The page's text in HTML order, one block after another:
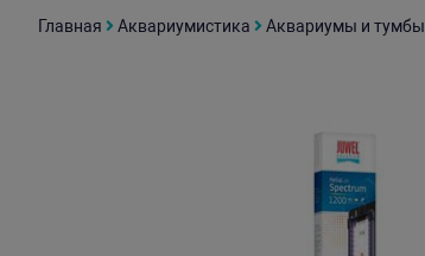
Главная Аквариумистика Аквариумы и тумбы